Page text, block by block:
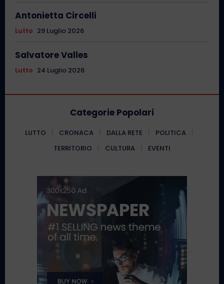
Antonietta Circelli
Lutto 29 Luglio 2026
Salvatore Valles
Lutto 24 Luglio 2026
Categorie Popolari
LUTTO CRONACA DALLA RETE
POLITICA
TERRITORIO
CULTURA EVENTI